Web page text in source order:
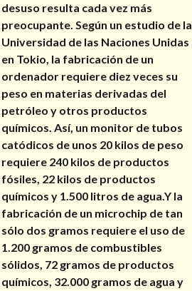
desuso resulta cada vez más
preocupante. Según un estudio de la
Universidad de las Naciones Unidas
en Tokio, la fabricación de un
ordenador requiere diez veces su
peso en materias derivadas del
petróleo y otros productos
químicos. Así, un monitor de tubos
catódicos de unos 20 kilos de peso
requiere 240 kilos de productos
fósiles, 22 kilos de productos
químicos y 1.500 litros de agua.Y la
fabricación de un microchip de tan
sólo dos gramos requiere el uso de
1.200 gramos de combustibles
sólidos, 72 gramos de productos
químicos, 32.000 gramos de agua y